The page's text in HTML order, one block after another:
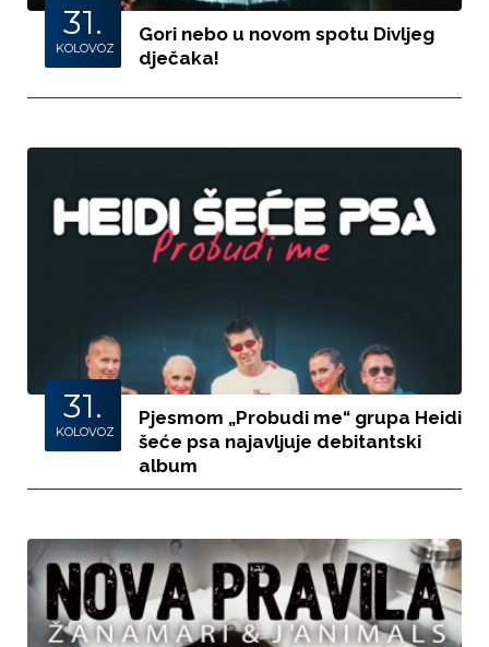
31.
KOLOVOZ
Gori nebo u novom spotu Divljeg
dječaka!
31.
KOLOVOZ
Pjesmom „Probudi me“ grupa Heidi
šeće psa najavljuje debitantski
album